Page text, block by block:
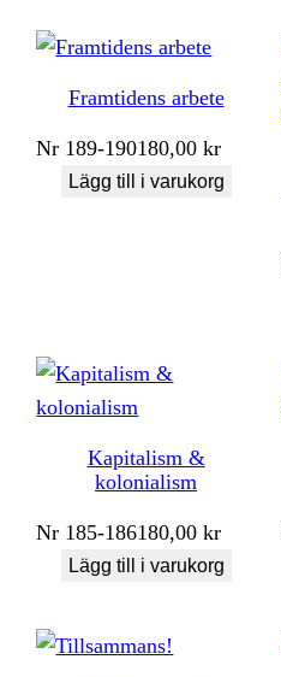
Framtidens arbete
Nr 189-190180,00kr
Lägg till i varukorg
Kapitalism &
kolonialism
Nr 185-186180,00kr
Lägg till i varukorg